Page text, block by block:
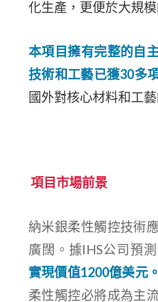
化生產，更便於大規
本項目擁有完整的自
技術和工藝已獲30多
國外對核心材料和工藝
項目市場前景
納米銀柔性觸控技術
廣闊。據IHS公司預
實現價值1200億美元。
柔性觸控必將成為主